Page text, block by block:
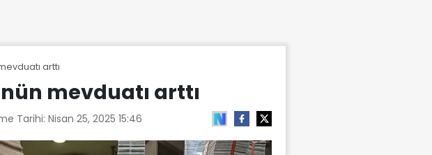
arttı
mevduatı arttı
Tarihi: Nisan 25, 2025 15:46